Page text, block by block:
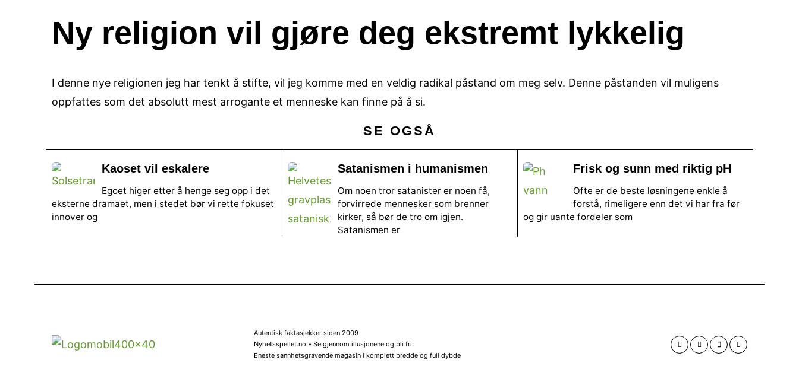
Ny religion vil gjøre deg ekstremt lykkelig
I denne nye religionen jeg har tenkt å stifte, vil jeg komme med en veldig radikal påstand om meg selv. Denne påstanden vil muligens
oppfattes som det absolutt mest arrogante et menneske kan finne på å si.
SE OGSÅ
Kaoset vil eskalere
Egoet higer etter å henge seg opp i det
eksterne dramaet, men i stedet bør vi rette fokuset
innover og
Satanismen i humanismen
Om noen tror satanister er noen få,
forvirrede mennesker som brenner
kirker, så bør de tro om igjen.
Satanismen er
Frisk og sunn med riktig pH
Ofte er de beste løsningene enkle å
forstå, rimeligere enn det vi har fra før
og gir uante fordeler som
Autentisk faktasjekker siden 2009
Nyhetsspeilet.no » Se gjennom illusjonene og bli fri
Eneste sannhetsgravende magasin i komplett bredde og full dybde